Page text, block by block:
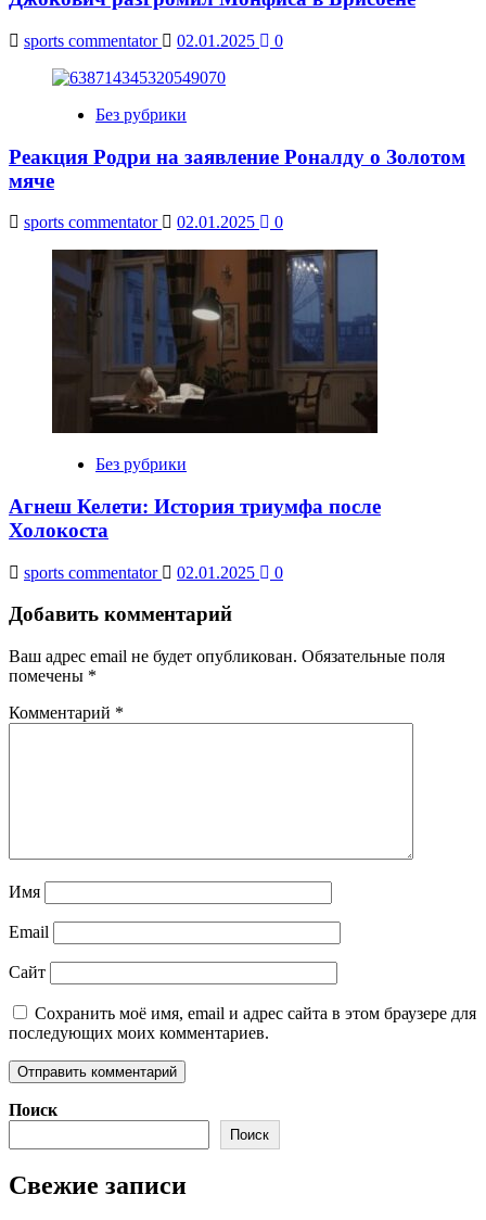
sports commentator 02.01.2025 0
Без рубрики
Реакция Родри на заявление Роналду о Золотом
мяче
sports commentator 02.01.2025 0
Без рубрики
Агнеш Келети: История триумфа после
Холокоста
sports commentator 02.01.2025 0
Добавить комментарий
Ваш адрес email не будет опубликован. Обязательные поля
помечены *
Комментарий *
Имя
Email
Сайт
Сохранить моё имя, email и адрес сайта в этом браузере для
последующих моих комментариев.
Поиск
Поиск
Свежие записи